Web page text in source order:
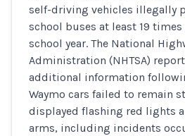
self-driving vehicles illegally
school buses at least 19
school year. The National
Administration (NHTSA)
additional information
Waymo cars failed to remain
displayed flashing red lights
arms, including incidents